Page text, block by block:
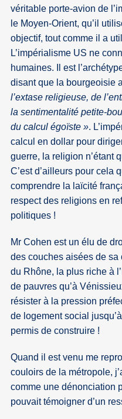
véritable porte-avion de
le Moyen-Orient, qu’il
objectif, tout comme il a
L’impérialisme US ne
humaines. Il est
disant que la bourgeoisie
l’extase religieuse, de
la sentimentalité petite-
du calcul égoïste ».
calcul en dollar pour
guerre, la religion n’étant
C’est d’ailleurs pour cela
comprendre la laïcité
respect des religions en
politiques !
Mr Cohen est un élu de
des couches aisées de
du Rhône, la plus riche à
de pauvres qu’à
résister à la pression
de logement social
permis de construire !
Quand il est venu me
couloirs de la métropole,
comme une dénonciation
pouvait témoigner d’un